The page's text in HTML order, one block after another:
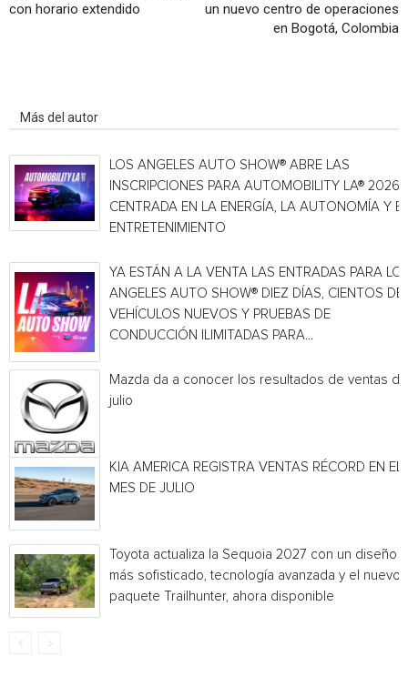
con horario extendido
un nuevo centro de operaciones
en Bogotá, Colombia
Más del autor
LOS ANGELES AUTO SHOW® ABRE LAS
INSCRIPCIONES PARA AUTOMOBILITY LA® 2026,
CENTRADA EN LA ENERGÍA, LA AUTONOMÍA Y EL
ENTRETENIMIENTO
YA ESTÁN A LA VENTA LAS ENTRADAS PARA
ANGELES AUTO SHOW® DIEZ DÍAS, CIENTOS DE
VEHÍCULOS NUEVOS Y PRUEBAS DE
CONDUCCIÓN ILIMITADAS PARA...
Mazda da a conocer los resultados de ventas de
julio
KIA AMERICA REGISTRA VENTAS RÉCORD EN EL
MES DE JULIO
Toyota actualiza la Sequoia 2027 con un diseño
más sofisticado, tecnología avanzada y el nuevo
paquete Trailhunter, ahora disponible